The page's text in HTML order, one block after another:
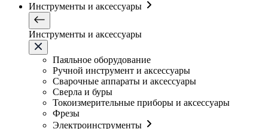
Инструменты и аксессуары
Инструменты и аксессуары
Паяльное оборудование
Ручной инструмент и аксессуары
Сварочные аппараты и аксессуары
Сверла и буры
Токоизмерительные приборы и аксессуары
Фрезы
Электроинструменты